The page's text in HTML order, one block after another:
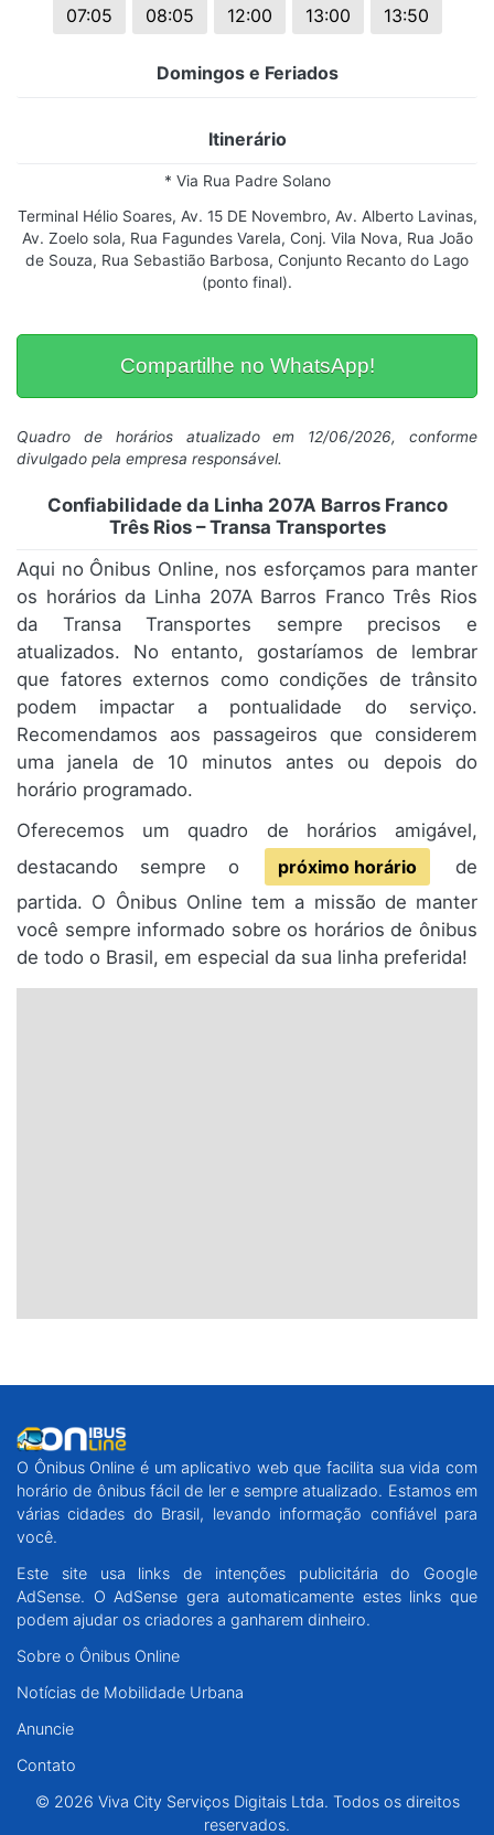
07:05 08:05 12:00 13:00 13:50
Domingos e Feriados
Itinerário
* Via Rua Padre Solano
Terminal Hélio Soares, Av. 15 DE Novembro, Av. Alberto Lavinas,
Av. Zoelo sola, Rua Fagundes Varela, Conj. Vila Nova, Rua João
de Souza, Rua Sebastião Barbosa, Conjunto Recanto do Lago
(ponto final).
Compartilhe no WhatsApp!
Quadro de horários atualizado em 12/06/2026, conforme
divulgado pela empresa responsável.
Confiabilidade da Linha 207A Barros Franco
Três Rios – Transa Transportes
Aqui no Ônibus Online, nos esforçamos para manter
os horários da Linha 207A Barros Franco Três Rios
da Transa Transportes sempre precisos e
atualizados. No entanto, gostaríamos de lembrar
que fatores externos como condições de trânsito
podem impactar a pontualidade do serviço.
Recomendamos aos passageiros que considerem
uma janela de 10 minutos antes ou depois do
horário programado.
Oferecemos um quadro de horários amigável,
destacando sempre o
próximo horário
de
partida. O Ônibus Online tem a missão de manter
você sempre informado sobre os horários de ônibus
de todo o Brasil, em especial da sua linha preferida!
O Ônibus Online é um aplicativo web que facilita sua vida com
horário de ônibus fácil de ler e sempre atualizado. Estamos em
várias cidades do Brasil, levando informação confiável para
você.
Este site usa links de intenções publicitária do Google
AdSense. O AdSense gera automaticamente estes links que
podem ajudar os criadores a ganharem dinheiro.
Sobre o Ônibus Online
Notícias de Mobilidade Urbana
Anuncie
Contato
© 2026 Viva City Serviços Digitais Ltda. Todos os direitos
reservados.